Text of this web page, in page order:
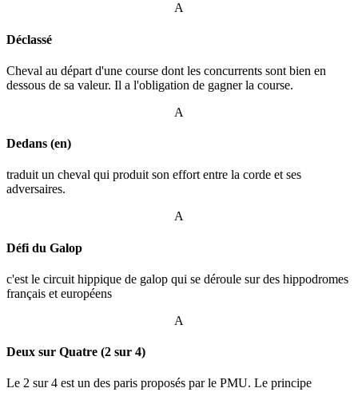
A
Déclassé
Cheval au départ d'une course dont les concurrents sont bien en
dessous de sa valeur. Il a l'obligation de gagner la course.
A
Dedans (en)
traduit un cheval qui produit son effort entre la corde et ses
adversaires.
A
Défi du Galop
c'est le circuit hippique de galop qui se déroule sur des hippodromes
français et européens
A
Deux sur Quatre (2 sur 4)
Le 2 sur 4 est un des paris proposés par le PMU. Le principe